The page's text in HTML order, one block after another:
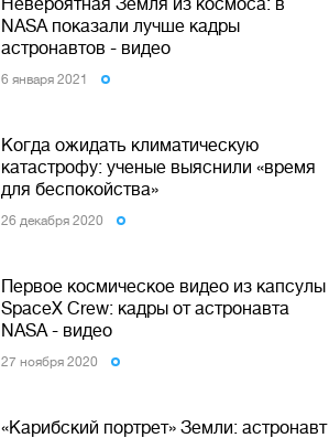
NASA показали лучше кадры
астронавтов - видео
6 января 2021
Когда ожидать климатическую
катастрофу: ученые выяснили «время
для беспокойства»
26 декабря 2020
Первое космическое видео из капсулы
SpaceX Crew: кадры от астронавта
NASA - видео
27 ноября 2020
«Карибский портрет» Земли: астронавт